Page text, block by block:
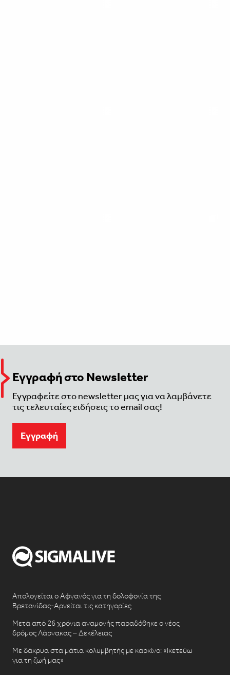
Εγγραφή στο Newsletter
Εγγραφείτε στο newsletter μας για να λαμβάνετε
τις τελευταίες ειδήσεις το email σας!
Eγγραφή
Απολογείται ο Αφγανός για τη δολοφονία της
Βρετανίδας-Αρνείται τις κατηγορίες
Μετά από 26 χρόνια αναμονής παραδόθηκε ο νέος
δρόμος Λάρνακας – Δεκέλειας
Με δάκρυα στα μάτια κολυμβητής με καρκίνο: «Ικετεύω
για τη ζωή μας»